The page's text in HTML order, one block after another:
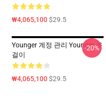
₩4,065,100$29.5
Younger 계정 관리 Younger 옷
걸이
₩4,065,100$29.5
-20%